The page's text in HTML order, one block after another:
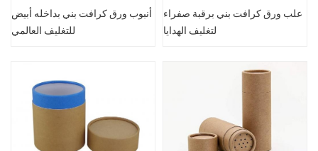
أنبوب ورق كرافت بني بداخله أبيض
للتغليف العالمي
علب ورق كرافت بني برقبة صفراء
لتغليف الهدايا